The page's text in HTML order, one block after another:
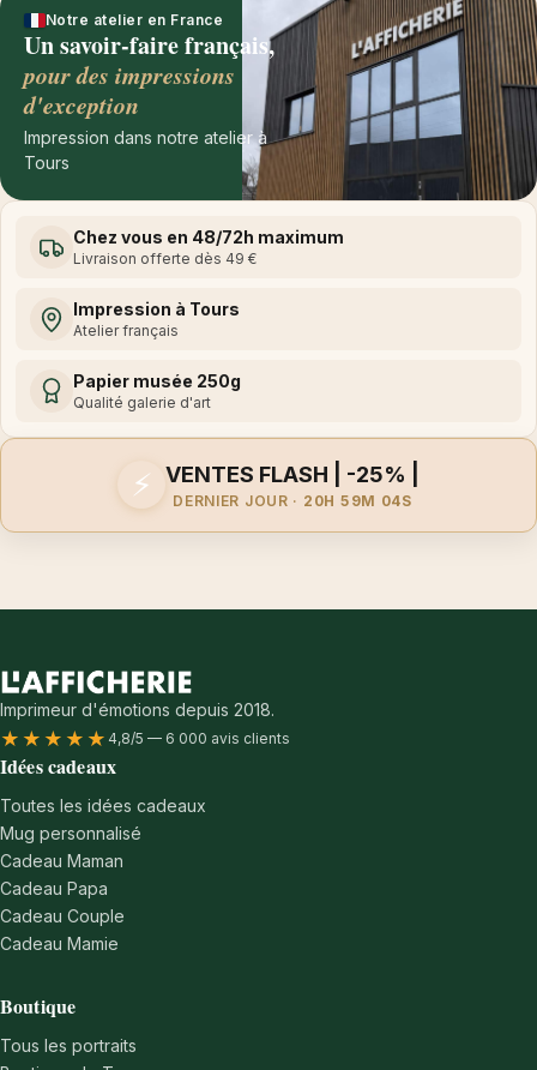
Notre atelier en France
Un savoir-faire français,
pour des impressions
d'exception
Impression dans notre atelier à
Tours
Chez vous en 48/72h maximum
Livraison offerte dès 49 €
Impression à Tours
Atelier français
Papier musée 250g
Qualité galerie d'art
⚡ VENTES FLASH | -25% |
DERNIER JOUR · 20H 59M 04S
Imprimeur d'émotions depuis 2018.
★★★★★ 4,8/5 — 6 000 avis clients
Idées cadeaux
Toutes les idées cadeaux
Mug personnalisé
Cadeau Maman
Cadeau Papa
Cadeau Couple
Cadeau Mamie
Boutique
Tous les portraits